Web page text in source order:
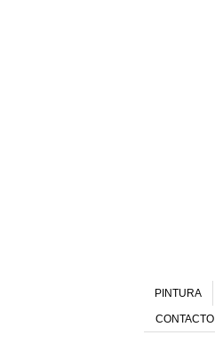
PINTURA
CONTACTO